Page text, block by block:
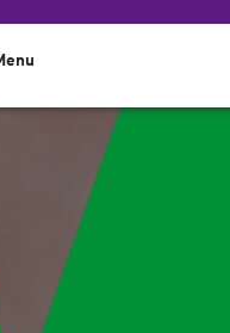
naar de inhoud gaan